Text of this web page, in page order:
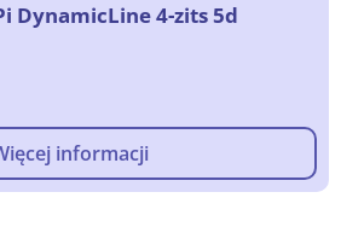
DynamicLine 4-zits 5d
informacji